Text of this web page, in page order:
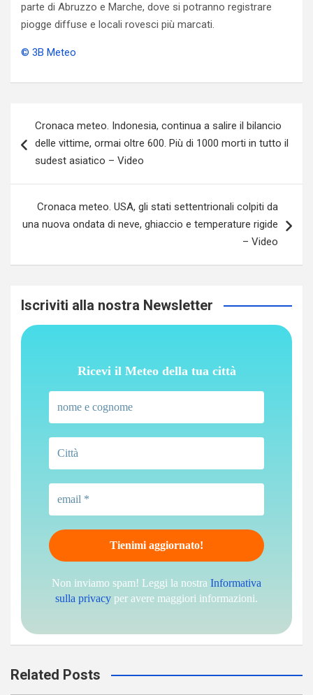
parte di Abruzzo e Marche, dove si potranno registrare
piogge diffuse e locali rovesci più marcati.
© 3B Meteo
articoli
Cronaca meteo. Indonesia, continua a salire il bilancio
delle vittime, ormai oltre 600. Più di 1000 morti in tutto il
sudest asiatico – Video
Cronaca meteo. USA, gli stati settentrionali colpiti da
una nuova ondata di neve, ghiaccio e temperature rigide
– Video
Iscriviti alla nostra Newsletter
Ricevi il Meteo della tua città
Non inviamo spam! Leggi la nostra Informativa
sulla privacy per avere maggiori informazioni.
Related Posts